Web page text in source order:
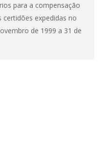
para a compensação
certidões expedidas no
de 1999 a 31 de